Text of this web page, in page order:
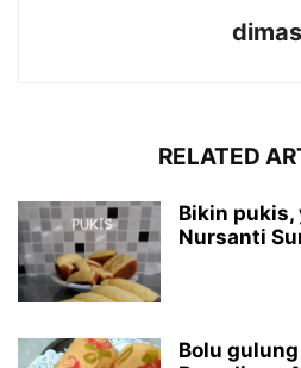
dimas
RELATED
Bikin pukis,
Nursanti
Bolu